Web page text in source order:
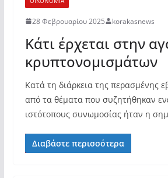
28 Φεβρουαρίου 2025 korakasnews
Κάτι έρχεται στην
κρυπτονομισμάτων
Κατά τη διάρκεια της περασμένης
από τα θέματα που συζητήθηκαν
ιστότοπους συνωμοσίας ήταν η
Διαβάστε περισσότερα